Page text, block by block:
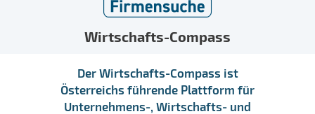
Wirtschafts-Compass
Der Wirtschafts-Compass ist
Österreichs führende Plattform für
Unternehmens-, Wirtschafts- und